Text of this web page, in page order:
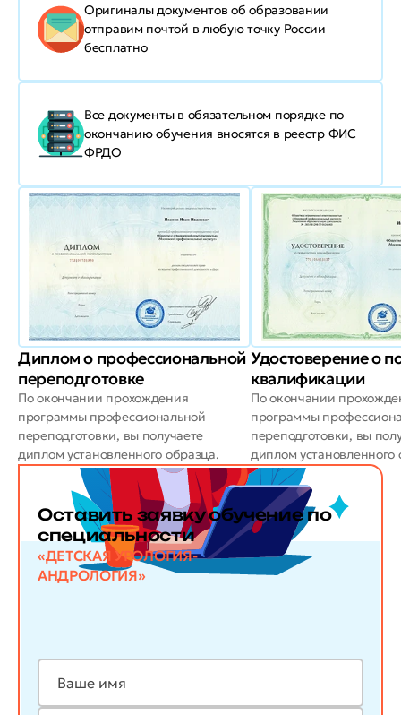
Оригиналы документов об образовании
отправим почтой в любую точку России
бесплатно
Все документы в обязательном порядке по
окончанию обучения вносятся в реестр ФИС
ФРДО
Диплом о профессиональной
переподготовке
По окончании прохождения
программы профессиональной
переподготовки, вы получаете
диплом установленного образца.
Удостоверение о
квалификации
По окончании
программы
переподготовки, вы
диплом установленного
Оставить заявку обучение по
специальности
«ДЕТСКАЯ УРОЛОГИЯ-
АНДРОЛОГИЯ»